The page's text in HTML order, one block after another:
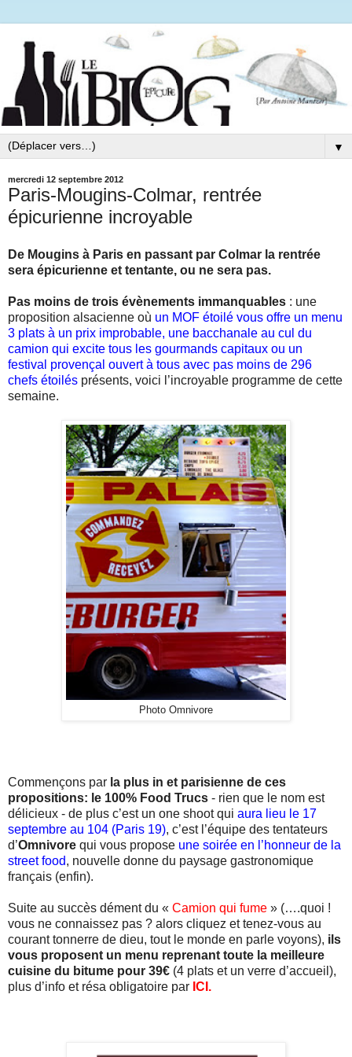
▼
mercredi 12 septembre 2012
Paris-Mougins-Colmar, rentrée
épicurienne incroyable
De Mougins à Paris en passant par Colmar la rentrée
sera épicurienne et tentante, ou ne sera pas.
Pas moins de trois évènements immanquables : une
proposition alsacienne où un MOF étoilé vous offre un menu
3 plats à un prix improbable, une bacchanale au cul du
camion qui excite tous les gourmands capitaux ou un
festival provençal ouvert à tous avec pas moins de 296
chefs étoilés présents, voici l’incroyable programme de cette
semaine.
Photo Omnivore
Commençons par la plus in et parisienne de ces
propositions: le 100% Food Trucs - rien que le nom est
délicieux - de plus c’est un one shoot qui aura lieu le 17
septembre au 104 (Paris 19), c’est l’équipe des tentateurs
d’Omnivore qui vous propose une soirée en l’honneur de la
street food, nouvelle donne du paysage gastronomique
français (enfin).
Suite au succès dément du « Camion qui fume » (….quoi !
vous ne connaissez pas ? alors cliquez et tenez-vous au
courant tonnerre de dieu, tout le monde en parle voyons), ils
vous proposent un menu reprenant toute la meilleure
cuisine du bitume pour 39€ (4 plats et un verre d’accueil),
plus d’info et résa obligatoire par ICI .